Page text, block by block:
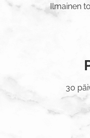
Ilmainen
30